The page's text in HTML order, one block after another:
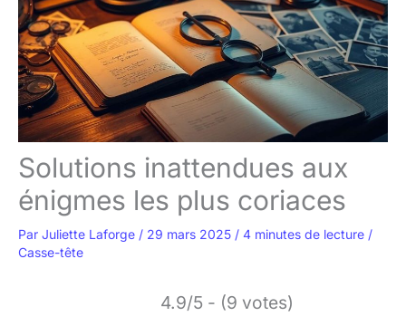
Solutions inattendues aux
énigmes les plus coriaces
Par Juliette Laforge / 29 mars 2025 / 4 minutes de lecture /
Casse-tête
4.9/5 - (9 votes)